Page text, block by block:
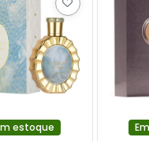
estoque